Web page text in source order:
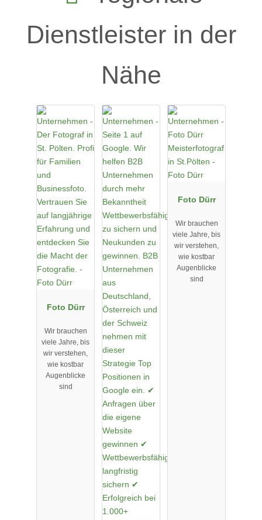
Dienstleister in der
Nähe
Foto Dürr
Wir brauchen
viele Jahre, bis
wir verstehen,
wie kostbar
Augenblicke
sind
Foto Dürr
Wir brauchen
viele Jahre, bis
wir verstehen,
wie kostbar
Augenblicke
sind